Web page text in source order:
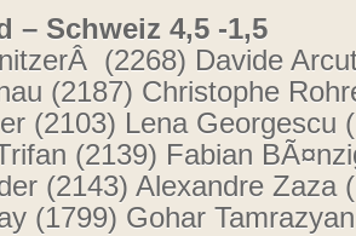
– Schweiz 4,5 -1,5
(2268) Davide
(2187) Christophe
(2103) Lena Georgescu
(2139) Fabian
(2143) Alexandre
(1799) Gohar